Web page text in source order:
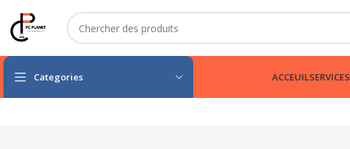
Categories ACCEUILSERVICES